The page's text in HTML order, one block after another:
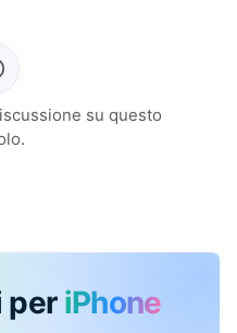
su questo
per iPhone